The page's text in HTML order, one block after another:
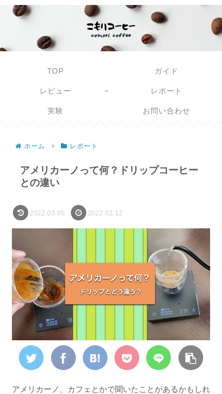
TOP ガイド
レビュー レポート
実験 お問い合わせ
ホーム レポート
アメリカーノって何？ドリップコーヒー
との違い
2022.03.05 2022.02.12
アメリカーノ、カフェとかで聞いたことがあるかもしれ